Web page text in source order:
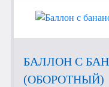
БАЛЛОН С
(ОБОРОТНЫЙ)